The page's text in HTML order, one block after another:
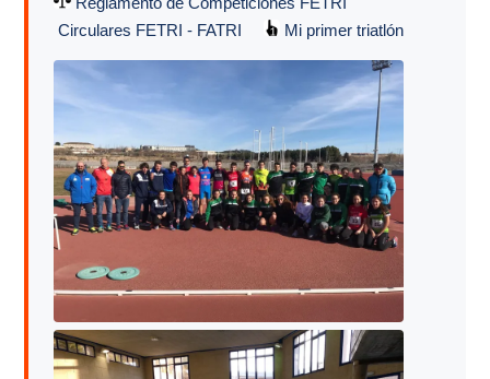
Circulares FETRI - FATRI
Mi primer triatlón